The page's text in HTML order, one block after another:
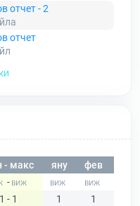
отчет - 2
отчет
- макс яну фев
-
1 - 1 1 1